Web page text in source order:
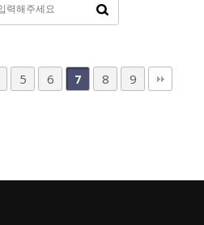
5 6 7 8 9